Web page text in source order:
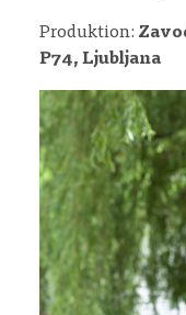
Produktion:
P74, Ljubljana